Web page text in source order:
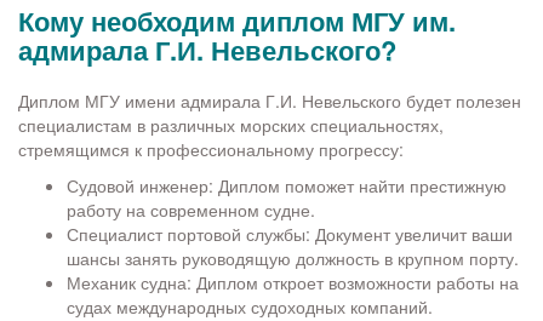
Кому необходим диплом МГУ им.
адмирала Г.И. Невельского?
Диплом МГУ имени адмирала Г.И. Невельского будет полезен
специалистам в различных морских специальностях,
стремящимся к профессиональному прогрессу:
Судовой инженер: Диплом поможет найти престижную
работу на современном судне.
Специалист портовой службы: Документ увеличит ваши
шансы занять руководящую должность в крупном порту.
Механик судна: Диплом откроет возможности работы на
судах международных судоходных компаний.